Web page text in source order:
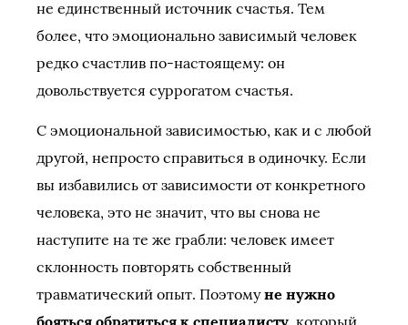
не единственный источник счастья. Тем
более, что эмоционально зависимый человек
редко счастлив по-настоящему: он
довольствуется суррогатом счастья.
С эмоциональной зависимостью, как и с любой
другой, непросто справиться в одиночку. Если
вы избавились от зависимости от конкретного
человека, это не значит, что вы снова не
наступите на те же грабли: человек имеет
склонность повторять собственный
травматический опыт. Поэтомуне нужно
бояться обратиться к специалисту, который